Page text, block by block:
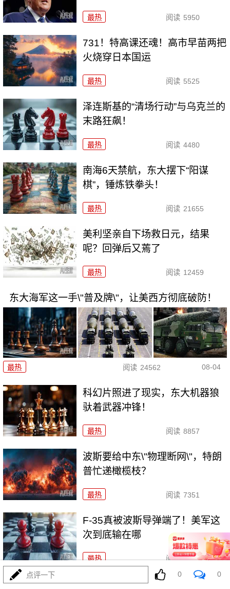
最热 阅读 5950
731！特高课还魂！高市早苗两把
火烧穿日本国运
最热 阅读 5525
泽连斯基的“清场行动”与乌克兰的
末路狂飙！
最热 阅读 4480
南海6天禁航，东大摆下“阳谋
棋”，锤炼铁拳头！
最热 阅读 21655
美利坚亲自下场救日元，结果
呢？回弹后又蔫了
最热 阅读 12459
东大海军这一手\"普及牌\"，让美西方彻底破防！
最热 阅读 24562 08-04
科幻片照进了现实，东大机器狼
驮着武器冲锋！
最热 阅读 8857
波斯要给中东\"物理断网\"，特朗
普忙递橄榄枝？
最热 阅读 7351
F-35真被波斯导弹端了！美军这
次到底输在哪
最热 阅读 7133
马、特和好，美中期选举这盘大
点评一下 0 0